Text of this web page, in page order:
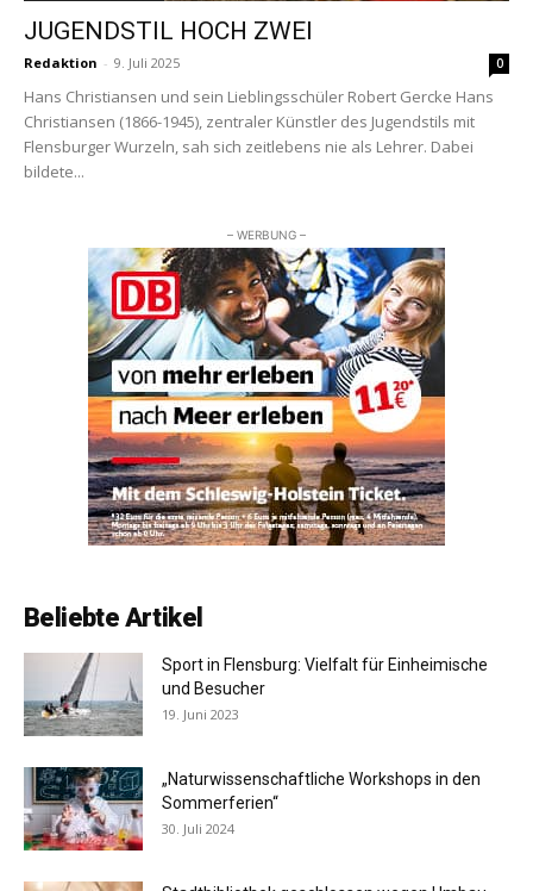
JUGENDSTIL HOCH ZWEI
Redaktion - 9. Juli 2025 0
Hans Christiansen und sein Lieblingsschüler Robert Gercke Hans
Christiansen (1866-1945), zentraler Künstler des Jugendstils mit
Flensburger Wurzeln, sah sich zeitlebens nie als Lehrer. Dabei
bildete...
– WERBUNG –
Beliebte Artikel
Sport in Flensburg: Vielfalt für Einheimische
und Besucher
19. Juni 2023
„Naturwissenschaftliche Workshops in den
Sommerferien“
30. Juli 2024